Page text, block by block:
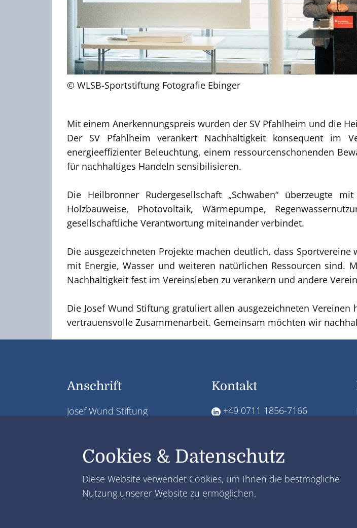
© WLSB-Sportstiftung Fotografie Ebinger
Mit einem Anerkennungspreis wurden der SV Pfahlheim und die
Der SV Pfahlheim verankert Nachhaltigkeit konsequent im
energieeffizienter Beleuchtung, einem ressourcenschonenden
für nachhaltiges Handeln sensibilisieren.
Die Heilbronner Rudergesellschaft „Schwaben“ überzeugte
Holzbauweise, Photovoltaik, Wärmepumpe,
gesellschaftliche Verantwortung miteinander verbindet.
Die ausgezeichneten Projekte machen deutlich, dass
mit Energie, Wasser und weiteren natürlichen Ressourcen sind.
Nachhaltigkeit fest im Vereinsleben zu verankern und andere
Die Josef Wund Stiftung gratuliert allen ausgezeichneten
vertrauensvolle Zusammenarbeit. Gemeinsam möchten wir
Anschrift
Josef Wund Stiftung
70173 Stuttgart
Kontakt
+49 0711 1856-7166
Cookies & Datenschutz
Diese Website verwendet Cookies, um Ihnen die bestmögliche
Nutzung unserer Website zu ermöglichen.